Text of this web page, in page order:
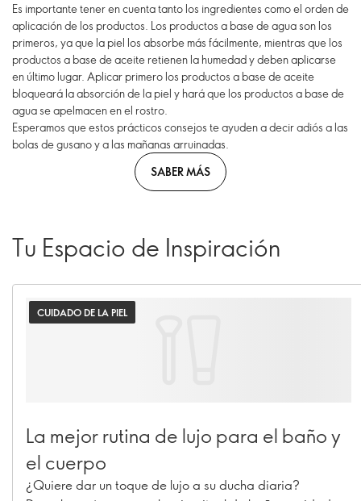
Es importante tener en cuenta tanto los ingredientes como el orden de
aplicación de los productos. Los productos a base de agua son los
primeros, ya que la piel los absorbe más fácilmente, mientras que los
productos a base de aceite retienen la humedad y deben aplicarse
en último lugar. Aplicar primero los productos a base de aceite
bloqueará la absorción de la piel y hará que los productos a base de
agua se apelmacen en el rostro.
Esperamos que estos prácticos consejos te ayuden a decir adiós a las
bolas de gusano y a las mañanas arruinadas.
SABER MÁS
Tu Espacio de Inspiración
CUIDADO DE LA PIEL
La mejor rutina de lujo para el baño y
el cuerpo
¿Quiere dar un toque de lujo a su ducha diaria?